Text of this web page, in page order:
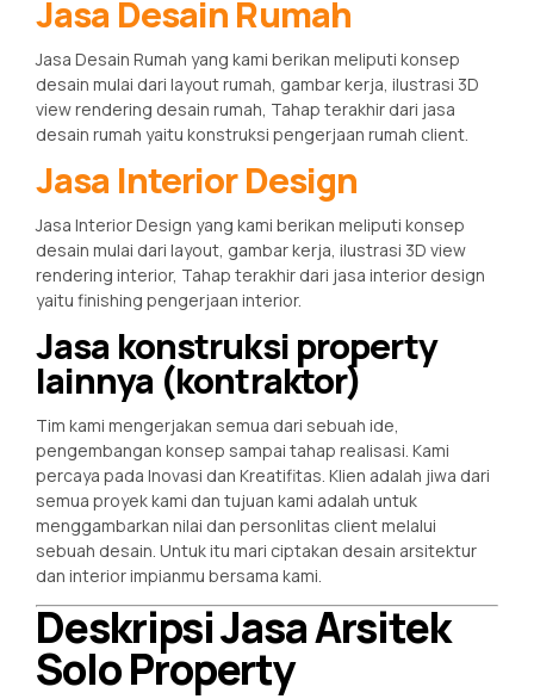
Jasa Desain Rumah
Jasa Desain Rumah yang kami berikan meliputi konsep
desain mulai dari layout rumah, gambar kerja, ilustrasi 3D
view rendering desain rumah, Tahap terakhir dari jasa
desain rumah yaitu konstruksi pengerjaan rumah client.
Jasa Interior Design
Jasa Interior Design yang kami berikan meliputi konsep
desain mulai dari layout, gambar kerja, ilustrasi 3D view
rendering interior, Tahap terakhir dari jasa interior design
yaitu finishing pengerjaan interior.
Jasa konstruksi property
lainnya (kontraktor)
Tim kami mengerjakan semua dari sebuah ide,
pengembangan konsep sampai tahap realisasi. Kami
percaya pada Inovasi dan Kreatifitas. Klien adalah jiwa dari
semua proyek kami dan tujuan kami adalah untuk
menggambarkan nilai dan personlitas client melalui
sebuah desain. Untuk itu mari ciptakan desain arsitektur
dan interior impianmu bersama kami.
Deskripsi Jasa Arsitek
Solo Property